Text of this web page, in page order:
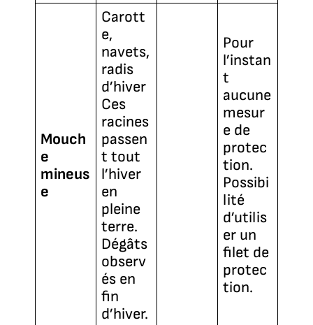
Mouch
e
mineus
e
Carott
e,
navets,
radis
d’hiver
Ces
racines
passen
t tout
l’hiver
en
pleine
terre.
Dégâts
observ
és en
fin
d’hiver.
Pour
l’instan
t
aucune
mesur
e de
protec
tion.
Possibi
lité
d’utilis
er un
filet de
protec
tion.